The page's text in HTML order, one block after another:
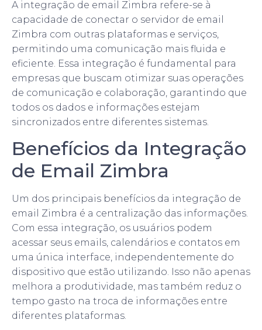
A integração de email Zimbra refere-se à
capacidade de conectar o servidor de email
Zimbra com outras plataformas e serviços,
permitindo uma comunicação mais fluida e
eficiente. Essa integração é fundamental para
empresas que buscam otimizar suas operações
de comunicação e colaboração, garantindo que
todos os dados e informações estejam
sincronizados entre diferentes sistemas.
Benefícios da Integração
de Email Zimbra
Um dos principais benefícios da integração de
email Zimbra é a centralização das informações.
Com essa integração, os usuários podem
acessar seus emails, calendários e contatos em
uma única interface, independentemente do
dispositivo que estão utilizando. Isso não apenas
melhora a produtividade, mas também reduz o
tempo gasto na troca de informações entre
diferentes plataformas.